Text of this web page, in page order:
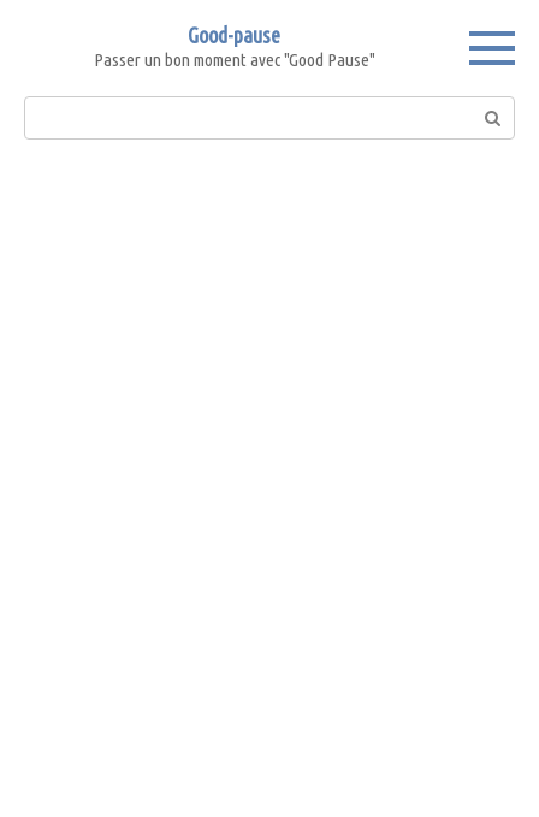
Good-pause
Passer un bon moment avec "Good Pause"
Search: